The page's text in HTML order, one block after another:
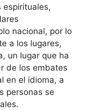
espirituales,
nacional, por lo
a los lugares,
un lugar que ha
de los embates
en el idioma, a
personas se